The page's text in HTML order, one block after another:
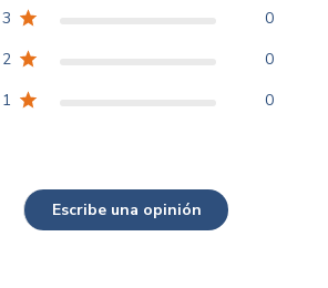
3
0
2
0
1
0
Escribe una opinión